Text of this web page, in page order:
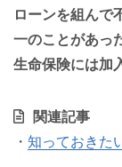
ローンを組んで
一のことがあっ
生命保険には加
関連記事
・ 知っておきた